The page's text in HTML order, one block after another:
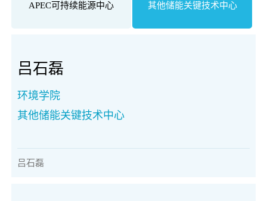
APEC可持续能源中心 其他储能关键技术中心
吕石磊
环境学院
其他储能关键技术中心
吕石磊